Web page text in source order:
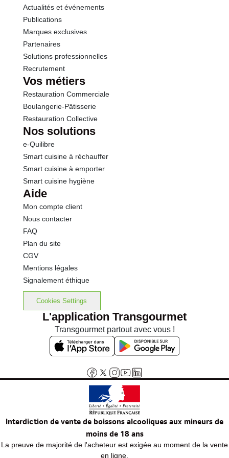
Sel
Actualités et événements
Publications
Marques exclusives
Partenaires
Solutions professionnelles
Recrutement
Vos métiers
Restauration Commerciale
Boulangerie-Pâtisserie
Restauration Collective
Nos solutions
e-Quilibre
Smart cuisine à réchauffer
Smart cuisine à emporter
Smart cuisine hygiène
Aide
Mon compte client
Nous contacter
FAQ
Plan du site
CGV
Mentions légales
Signalement éthique
Cookies Settings
L'application Transgourmet
Transgourmet partout avec vous !
Interdiction de vente de boissons alcooliques aux mineurs de
moins de 18 ans
La preuve de majorité de l'acheteur est exigée au moment de la vente
en ligne.